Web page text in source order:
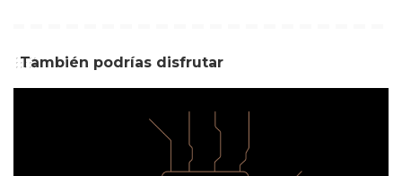
También podrías disfrutar